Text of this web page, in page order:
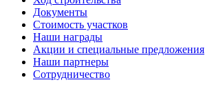
Документы
Стоимость участков
Наши награды
Акции и специальные предложения
Наши партнеры
Сотрудничество